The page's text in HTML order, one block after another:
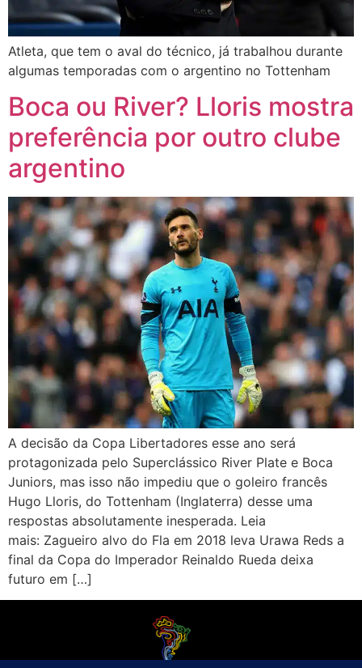
Atleta, que tem o aval do técnico, já trabalhou durante
algumas temporadas com o argentino no Tottenham
Boca ou River? Lloris mostra
preferência por outro clube
argentino
A decisão da Copa Libertadores esse ano será
protagonizada pelo Superclássico River Plate e Boca
Juniors, mas isso não impediu que o goleiro francês
Hugo Lloris, do Tottenham (Inglaterra) desse uma
respostas absolutamente inesperada. Leia
mais: Zagueiro alvo do Fla em 2018 leva Urawa Reds a
final da Copa do Imperador Reinaldo Rueda deixa
futuro em […]